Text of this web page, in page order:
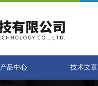
产品中心 技术文章